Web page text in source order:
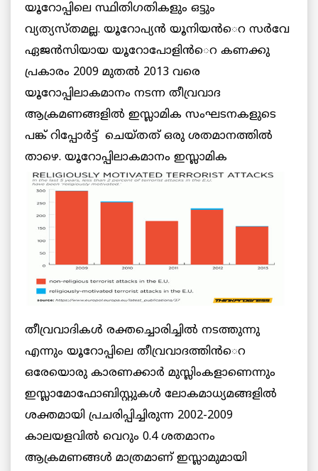
യൂറോപ്പിലെ സ്ഥിതിഗതികളും ഒട്ടും
വ്യത്യസ്തമല്ല. യൂറോപ്യന്‍ യൂനിയന്‍െറ സര്‍വേ
ഏജന്‍സിയായ യൂറോപോളിന്‍െറ കണക്കു
പ്രകാരം 2009 മുതല്‍ 2013 വരെ
യൂറോപ്പിലാകമാനം നടന്ന തീവ്രവാദ
ആക്രമണങ്ങളില്‍ ഇസ്ലാമിക സംഘടനകളുടെ
പങ്ക് റിപ്പോര്‍ട്ട് ചെയ്തത് ഒരു ശതമാനത്തില്‍
താഴെ. യൂറോപ്പിലാകമാനം ഇസ്ലാമിക
തീവ്രവാദികള്‍ രക്തച്ചൊരിച്ചില്‍ നടത്തുന്നു
എന്നും യൂറോപ്പിലെ തീവ്രവാദത്തിന്‍െറ
ഒരേയൊരു കാരണക്കാര്‍ മുസ്ലിംകളാണെന്നും
ഇസ്ലാമോഫോബിസ്റ്റുകള്‍ ലോകമാധ്യമങ്ങളില്‍
ശക്തമായി പ്രചരിപ്പിച്ചിരുന്ന 2002-2009
കാലയളവില്‍ വെറും 0.4 ശതമാനം
ആക്രമണങ്ങള്‍ മാത്രമാണ് ഇസ്ലാമുമായി